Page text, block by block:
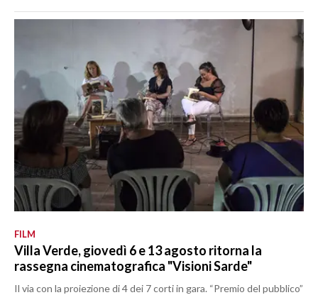
FILM
Villa Verde, giovedì 6 e 13 agosto ritorna la
rassegna cinematografica "Visioni Sarde"
Il via con la proiezione di 4 dei 7 corti in gara. “Premio del pubblico”